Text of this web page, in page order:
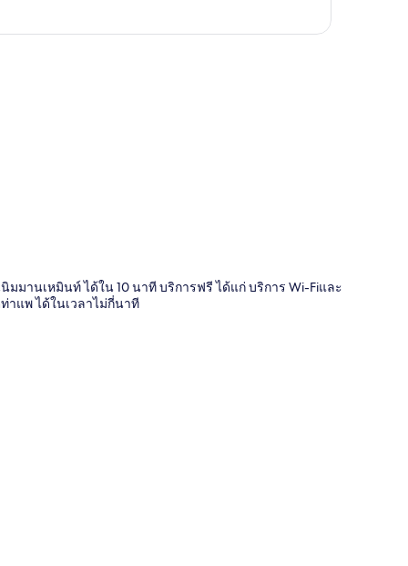
มานเหมินท์ ได้ใน 10 นาที บริการฟรี ได้แก่ บริการ Wi-Fiและ
าแพ ได้ในเวลาไม่กี่นาที